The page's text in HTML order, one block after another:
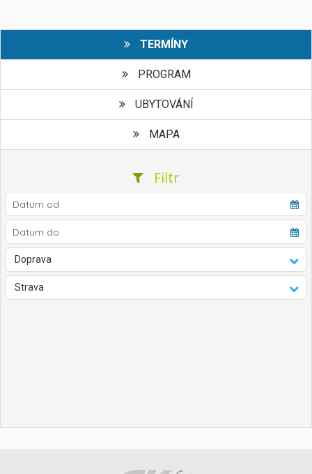
TERMÍNY
PROGRAM
UBYTOVÁNÍ
MAPA
Filtr
Doprava
Strava